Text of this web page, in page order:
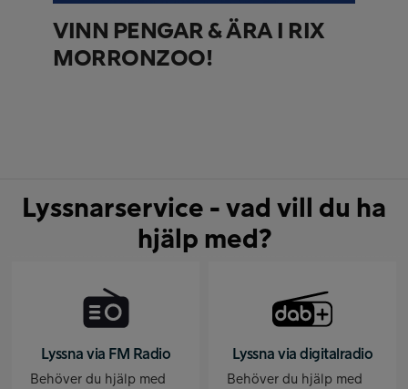
VINN PENGAR & ÄRA I RIX
MORRONZOO!
Lyssnarservice - vad vill du ha
hjälp med?
Lyssna via FM Radio
Behöver du hjälp med
Lyssna via digitalradio
Behöver du hjälp med